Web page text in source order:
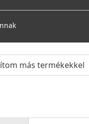
más termékekkel